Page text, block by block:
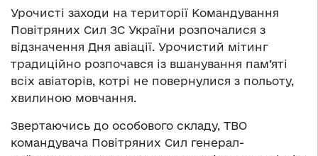
Урочисті заходи на території Командування
Повітряних Сил ЗС України розпочалися з
відзначення Дня авіації. Урочистий мітинг
традиційно розпочався із вшанування пам’яті
всіх авіаторів, котрі не повернулися з польоту,
хвилиною мовчання.
Звертаючись до особового складу, ТВО
командувача Повітряних Сил генерал-